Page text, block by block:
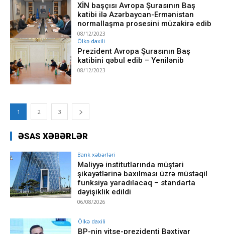
XİN başçısı Avropa Şurasının Baş
katibi ilə Azərbaycan-Ermənistan
normallaşma prosesini müzakirə edib
08/12/2023
Ölkə daxili
Prezident Avropa Şurasının Baş
katibini qəbul edib – Yenilənib
08/12/2023
1 2 3
ƏSAS XƏBƏRLƏR
Bank xəbərləri
Maliyyə institutlarında müştəri
şikayətlərinə baxılması üzrə müstəqil
funksiya yaradılacaq – standarta
dəyişiklik edildi
06/08/2026
Ölkə daxili
BP-nin vitse-prezidenti Bəxtiyar